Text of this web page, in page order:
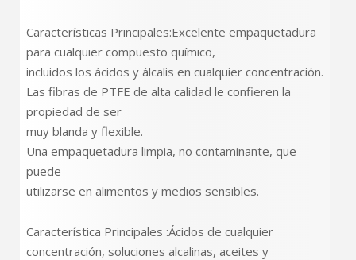
Características Principales:Excelente empaquetadura
para cualquier compuesto químico,
incluidos los ácidos y álcalis en cualquier concentración.
Las fibras de PTFE de alta calidad le confieren la
propiedad de ser
muy blanda y flexible.
Una empaquetadura limpia, no contaminante, que
puede
utilizarse en alimentos y medios sensibles.
Característica Principales :Ácidos de cualquier
concentración, soluciones alcalinas, aceites y